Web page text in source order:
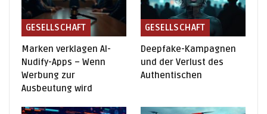
GESELLSCHAFT
Marken verklagen AI-
Nudify-Apps – Wenn
Werbung zur
Ausbeutung wird
GESELLSCHAFT
Deepfake-Kampagnen
und der Verlust des
Authentischen